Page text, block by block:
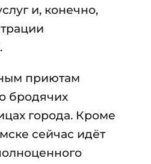
и, конечно,
приютам
бродячих
города. Кроме
сейчас идёт